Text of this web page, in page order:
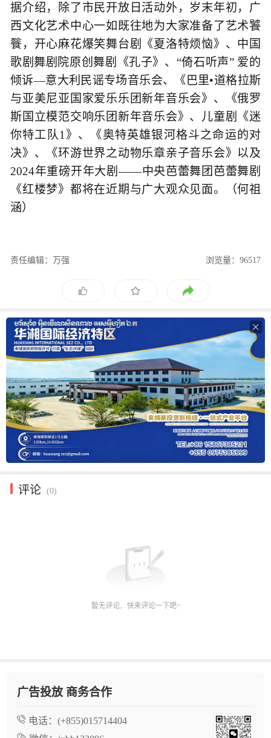
据介绍，除了市民开放日活动外，岁末年初，广
西文化艺术中心一如既往地为大家准备了艺术饕
餮，开心麻花爆笑舞台剧《夏洛特烦恼》、中国
歌剧舞剧院原创舞剧《孔子》、“倚石听声” 爱的
倾诉—意大利民谣专场音乐会、《巴里•道格拉斯
与亚美尼亚国家爱乐乐团新年音乐会》、《俄罗
斯国立模范交响乐团新年音乐会》、儿童剧《迷
你特工队1》、《奥特英雄银河格斗之命运的对
决》、《环游世界之动物乐章亲子音乐会》以及
2024年重磅开年大剧——中央芭蕾舞团芭蕾舞剧
《红楼梦》都将在近期与广大观众见面。（何祖
涵）
责任编辑：万强 浏览量：96517

评论 (0)
广告投放 商务合作
电话： (+855)015714404